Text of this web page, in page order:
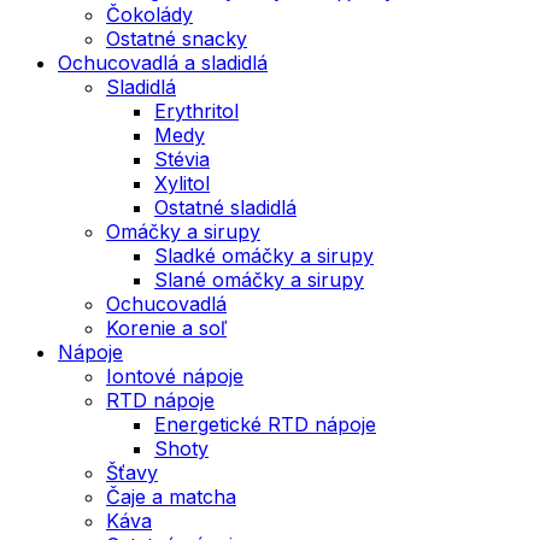
Čokolády
Ostatné snacky
Ochucovadlá a sladidlá
Sladidlá
Erythritol
Medy
Stévia
Xylitol
Ostatné sladidlá
Omáčky a sirupy
Sladké omáčky a sirupy
Slané omáčky a sirupy
Ochucovadlá
Korenie a soľ
Nápoje
Iontové nápoje
RTD nápoje
Energetické RTD nápoje
Shoty
Šťavy
Čaje a matcha
Káva